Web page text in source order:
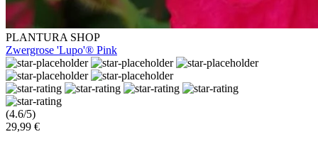
PLANTURA SHOP
Zwergrose 'Lupo'® Pink
(4.6/5)
29,99 €